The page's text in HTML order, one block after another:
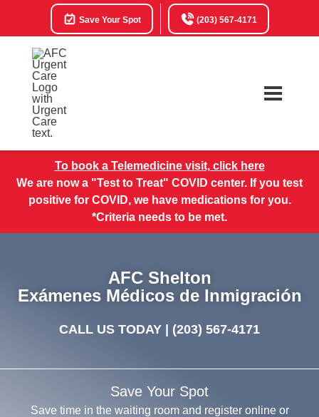
Save Your Spot (203) 567-4171
To book a Telemedicine visit, click here
We are now a "Test to Treat" COVID center. If you test
positive for COVID, we have medications for you.
*Criteria needs to be met.
AFC Shelton
Exámenes Médicos de Inmigración
CALL US TODAY | (203) 567-4171
Save Your Spot
Save time in the waiting room and register online or